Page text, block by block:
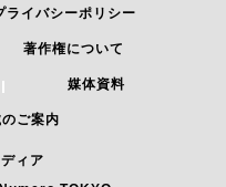
ライバシーポリシー
著作権について
媒体資料
ご案内
ィア